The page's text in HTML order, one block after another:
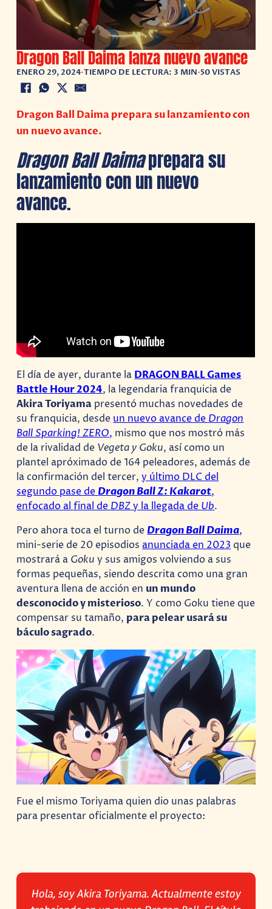
Dragon Ball Daima lanza nuevo avance
ENERO 29, 2024•TIEMPO DE LECTURA: 3 MIN•50 VISTAS
Dragon Ball Daima prepara su lanzamiento con
un nuevo avance.
Dragon Ball Daimaprepara su
lanzamiento con un nuevo
avance.
El día de ayer, durante la DRAGON BALL Games
Battle Hour 2024, la legendaria franquicia de
Akira Toriyama presentó muchas novedades de
su franquicia, desde un nuevo avance de Dragon
Ball Sparking! ZERO, mismo que nos mostró más
de la rivalidad de Vegeta y Goku, así como un
plantel apróximado de 164 peleadores, además de
la confirmación del tercer,y último DLC del
segundo pase de Dragon Ball Z: Kakarot,
enfocado al final de DBZy la llegada de Ub.
Pero ahora toca el turno de Dragon Ball Daima,
mini-serie de 20 episodios anunciada en 2023 que
mostrará a Gokuy sus amigos volviendo a sus
formas pequeñas, siendo descrita como una gran
aventura llena de acción en un mundo
desconocido y misterioso. Y como Goku tiene que
compensar su tamaño, para pelear usará su
báculo sagrado.
Fue el mismo Toriyama quien dio unas palabras
para presentar oficialmente el proyecto:
Hola, soy Akira Toriyama. Actualmente estoy